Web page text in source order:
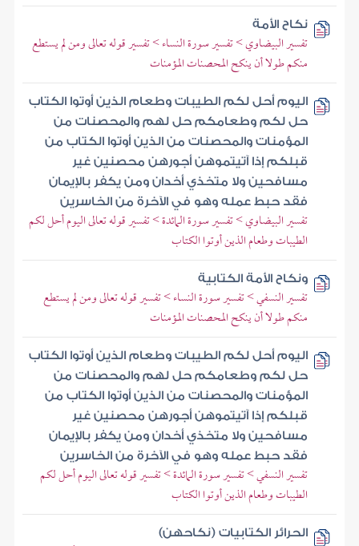
نكاح الأمة
تفسير البيضاوي > تفسير سورة النساء > تفسير قوله تعالى ومن لم يستطع
منكم طولا أن ينكح المحصنات المؤمنات
اليوم أحل لكم الطيبات وطعام الذين أوتوا الكتاب
حل لكم وطعامكم حل لهم والمحصنات من
المؤمنات والمحصنات من الذين أوتوا الكتاب من
قبلكم إذا آتيتموهن أجورهن محصنين غير
مسافحين ولا متخذي أخدان ومن يكفر بالإيمان
فقد حبط عمله وهو في الآخرة من الخاسرين
تفسير البيضاوي > تفسير سورة المائدة > تفسير قوله تعالى اليوم أحل لكم
الطيبات وطعام الذين أوتوا الكتاب
ونكاح الأمة الكتابية
تفسير النسفي > تفسير سورة النساء > تفسير قوله تعالى ومن لم يستطع
منكم طولا أن ينكح المحصنات المؤمنات
اليوم أحل لكم الطيبات وطعام الذين أوتوا الكتاب
حل لكم وطعامكم حل لهم والمحصنات من
المؤمنات والمحصنات من الذين أوتوا الكتاب من
قبلكم إذا آتيتموهن أجورهن محصنين غير
مسافحين ولا متخذي أخدان ومن يكفر بالإيمان
فقد حبط عمله وهو في الآخرة من الخاسرين
تفسير النسفي > تفسير سورة المائدة > تفسير قوله تعالى اليوم أحل لكم
الطيبات وطعام الذين أوتوا الكتاب
الحرائر الكتابيات (نكاحهن)